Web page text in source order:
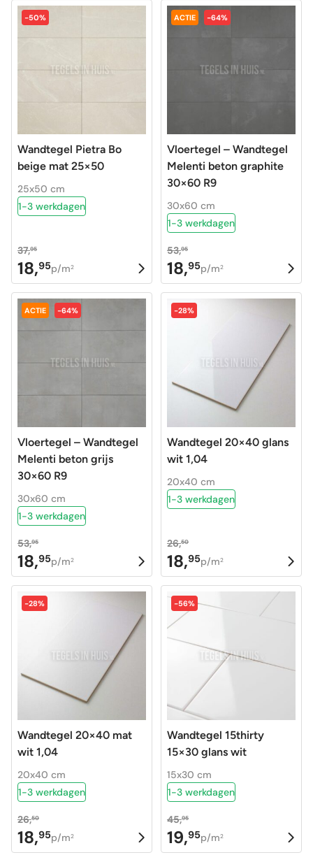
was:
69,95.
is:
18,95.
was:
69,95.
is:
18,95.
-50%
Wandtegel Pietra Bo
beige mat 25×50
25x50 cm
1-3 werkdagen
37,95
Oorspronkelijke
prijs
was:
37,95.
18,95
Huidige
prijs
is:
18,95.
p/m2
ACTIE -64%
Vloertegel – Wandtegel
Melenti beton graphite
30×60 R9
30x60 cm
1-3 werkdagen
53,95
Oorspronkelijke
prijs
was:
53,95.
18,95
Huidige
prijs
is:
18,95.
p/m2
ACTIE -64%
Vloertegel – Wandtegel
Melenti beton grijs
30×60 R9
30x60 cm
1-3 werkdagen
53,95
Oorspronkelijke
prijs
was:
53,95.
18,95
Huidige
prijs
is:
18,95.
p/m2
-28%
Wandtegel 20×40 glans
wit 1,04
20x40 cm
1-3 werkdagen
26,50
Oorspronkelijke
prijs
was:
26,50.
18,95
Huidige
prijs
is:
18,95.
p/m2
-28%
Wandtegel 20×40 mat
wit 1,04
20x40 cm
1-3 werkdagen
26,50
Oorspronkelijke
18,95
Huidigep/m2
-56%
Wandtegel 15thirty
15×30 glans wit
15x30 cm
1-3 werkdagen
45,95
Oorspronkelijke
19,95
Huidigep/m2